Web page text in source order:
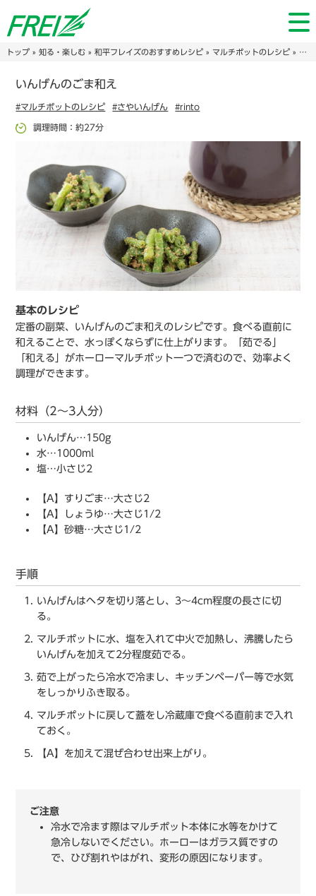
トップ» 知る・楽しむ» 和平フレイズのおすすめレシピ» マルチポットのレシピ» いんげんのごま和え
いんげんのごま和え
#マルチポットのレシピ #さやいんげん #rinto
調理時間：約27分
基本のレシピ
定番の副菜、いんげんのごま和えのレシピです。食べる直前に
和えることで、水っぽくならずに仕上がります。「茹でる」
「和える」がホーローマルチポット一つで済むので、効率よく
調理ができます。
材料（2～3人分）
いんげん…150g
水…1000ml
塩…小さじ2
【A】すりごま…大さじ2
【A】しょうゆ…大さじ1/2
【A】砂糖…大さじ1/2
手順
いんげんはヘタを切り落とし、3〜4cm程度の長さに切
る。
マルチポットに水、塩を入れて中火で加熱し、沸騰したら
いんげんを加えて2分程度茹でる。
茹で上がったら冷水で冷まし、キッチンペーパー等で水気
をしっかりふき取る。
マルチポットに戻して蓋をし冷蔵庫で食べる直前まで入れ
ておく。
【A】を加えて混ぜ合わせ出来上がり。
ご注意
冷水で冷ます際はマルチポット本体に水等をかけて
急冷しないでください。ホーローはガラス質ですの
で、ひび割れやはがれ、変形の原因になります。